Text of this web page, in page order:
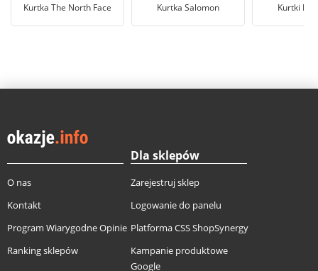
Kurtka The North Face Kurtka Salomon Kurtki
O nas
Kontakt
Program Wiarygodne Opinie
Ranking sklepów
Dla sklepów
Zarejestruj sklep
Logowanie do panelu
Platforma CSS ShopSynergy
Kampanie produktowe
Google